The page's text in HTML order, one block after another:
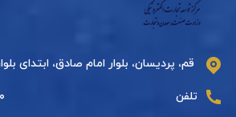
قم، پردیسان، بلوار امام صادق، ابتدای
تلفن